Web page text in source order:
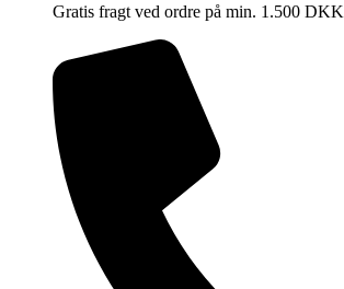
Gratis fragt ved ordre på min. 1.500 DKK